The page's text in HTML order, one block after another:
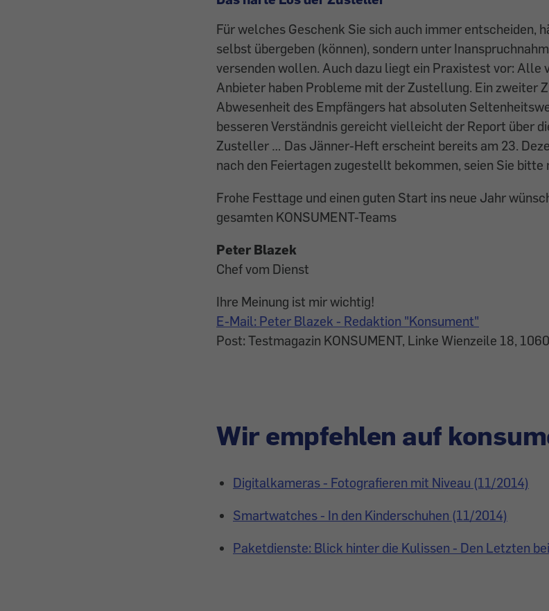
Für welches Geschenk Sie sich auch immer entscheiden,
selbst übergeben (können), sondern unter
versenden wollen. Auch dazu liegt ein Praxistest vor: Alle
Anbieter haben Probleme mit der Zustellung. Ein zweiter
Abwesenheit des Empfängers hat absoluten
besseren Verständnis gereicht vielleicht der Report über
Zusteller … Das Jänner-Heft erscheint bereits am 23.
nach den Feiertagen zugestellt bekommen, seien Sie bitte
Frohe Festtage und einen guten Start ins neue Jahr
gesamten KONSUMENT-Teams
Peter Blazek
Chef vom Dienst
Ihre Meinung ist mir wichtig!
E-Mail: Peter Blazek - Redaktion "Konsument"
Post: Testmagazin KONSUMENT, Linke Wienzeile 18,
Wir empfehlen auf
Digitalkameras - Fotografieren mit Niveau (11/2014)
Smartwatches - In den Kinderschuhen (11/2014)
Paketdienste: Blick hinter die Kulissen - Den Letzten